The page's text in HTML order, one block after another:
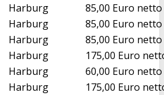
Harburg
85,00 Euro netto
Harburg
85,00 Euro netto
Harburg
85,00 Euro netto
Harburg
175,00 Euro
Harburg
60,00 Euro netto
Harburg
175,00 Euro